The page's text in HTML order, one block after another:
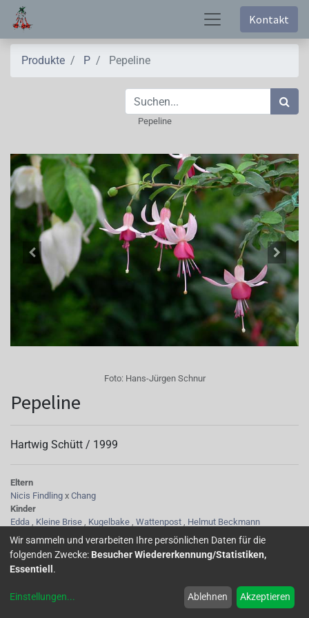
Kontakt
Produkte P Pepeline
Pepeline
Foto: Hans-Jürgen Schnur
Pepeline
Hartwig Schütt / 1999
Eltern
Nicis Findling x Chang
Kinder
Edda , Kleine Brise , Kugelbake , Wattenpost , Helmut Beckmann
Tubus
klein-baldachinförmig-weiss/rosa geädert-beim Verblühen Färbung ins
Dunkelrosa
Sepalen
klein-weiss/rosa-zu den Spitzen rosa-öffnet sich waagerecht bis
zurückgebogen-beim Verblühen dunkelrosa
Wir sammeln und verarbeiten Ihre persönlichen Daten für die
folgenden Zwecke: Besucher Wiedererkennung/Statistiken,
Essentiell .
Einstellungen... Ablehnen Akzeptieren